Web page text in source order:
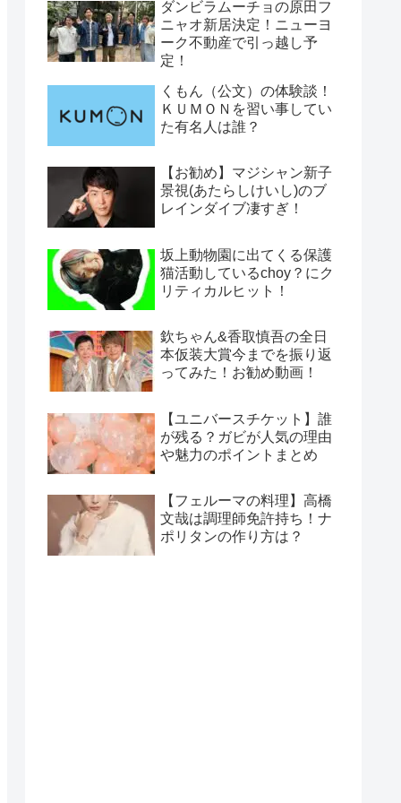
ダンビラムーチョの原田フ
ニャオ新居決定！ニューヨ
ーク不動産で引っ越し予
定！
くもん（公文）の体験談！
ＫＵＭＯＮを習い事してい
た有名人は誰？
【お勧め】マジシャン新子
景視(あたらしけいし)のブ
レインダイブ凄すぎ！
坂上動物園に出てくる保護
猫活動しているchoy？にク
リティカルヒット！
欽ちゃん&香取慎吾の全日
本仮装大賞今までを振り返
ってみた！お勧め動画！
【ユニバースチケット】誰
が残る？ガビが人気の理由
や魅力のポイントまとめ
【フェルーマの料理】高橋
文哉は調理師免許持ち！ナ
ポリタンの作り方は？